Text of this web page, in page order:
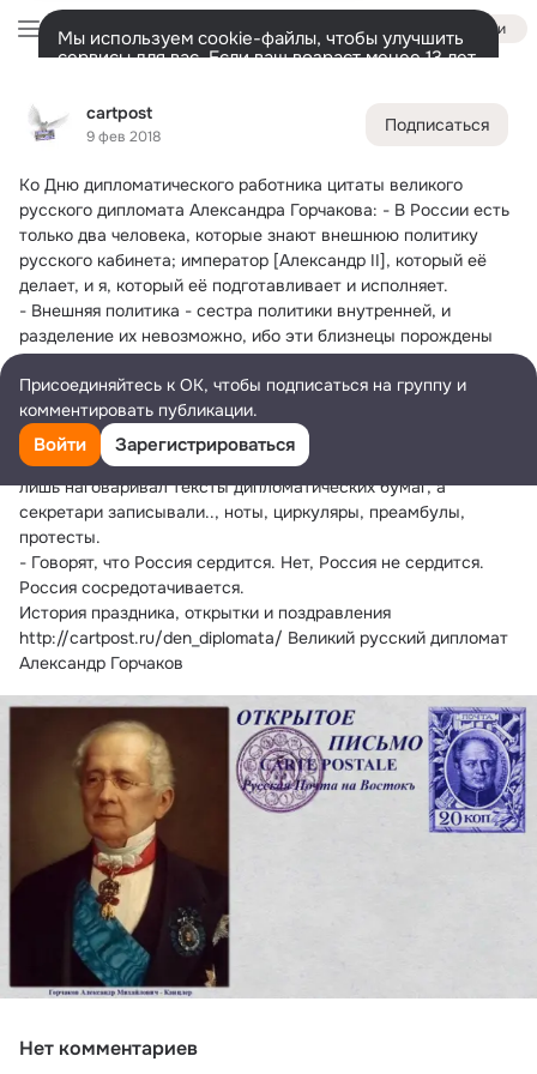
cartpost
9 фев 2018
Подписаться
Ко Дню дипломатического работника цитаты великого
русского дипломата Александра Горчакова: - В России есть
только два человека, которые знают внешнюю политику
русского кабинета; император [Александр II], который её
делает, и я, который её подготавливает и исполняет.
- Внешняя политика - сестра политики внутренней, и
разделение их невозможно, ибо эти близнецы порождены
одной матерью - природою государства.
- Все те, кто причиняют России зло, – мои враги, а все те,
кто делает ей добро, – мои друзья, независимо от того, как
их зовут.
- Всю жизнь я не мог терпеть процесса бумагомарания. Я
лишь наговаривал тексты дипломатических бумаг, а
секретари записывали.., ноты, циркуляры, преамбулы,
протесты.
- Говорят, что Россия сердится. Нет, Россия не сердится.
Россия сосредотачивается.
История праздника, открытки и поздравления
http://cartpost.ru/den_diplomata/ Великий русский дипломат
Александр Горчаков
Нет комментариев
Войти
Мы используем cookie-файлы, чтобы улучшить
сервисы для вас. Если ваш возраст менее 13 лет,
Разрешить все
Лента Участники Ещё
Дополнительная
колонка
Всё462 Обсуждаемые
Присоединяйтесь к ОК, чтобы подписаться на группу и
комментировать публикации.
Войти Зарегистрироваться